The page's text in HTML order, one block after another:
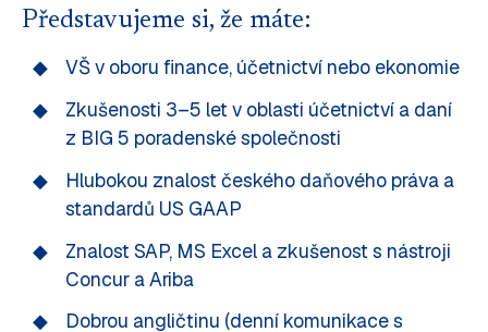
Představujeme si, že máte:
VŠ v oboru finance, účetnictví nebo ekonomie
Zkušenosti 3–5 let v oblasti účetnictví a daní
z BIG 5 poradenské společnosti
Hlubokou znalost českého daňového práva a
standardů US GAAP
Znalost SAP, MS Excel a zkušenost s nástroji
Concur a Ariba
Dobrou angličtinu (denní komunikace s